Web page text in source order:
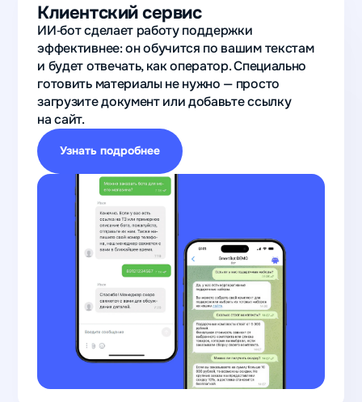
Клиентский сервис
ИИ‑бот сделает работу поддержки
эффективнее: он обучится по вашим текстам
и будет отвечать, как оператор. Специально
готовить материалы не нужно — просто
загрузите документ или добавьте ссылку
на сайт.
Узнать подробнее